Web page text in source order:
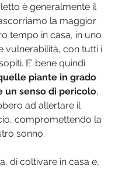
è generalmente il
la maggior
tempo in casa, in uno
vulnerabilità, con tutti i
E’ bene quindi
piante in grado
un senso di pericolo,
ad allertare il
compromettendo la
sonno.
di coltivare in casa e,